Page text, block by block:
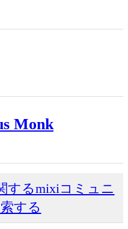
Monk
するmixiコミュニ
する